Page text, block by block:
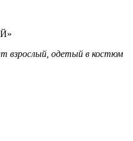
взрослый, одетый в костюм